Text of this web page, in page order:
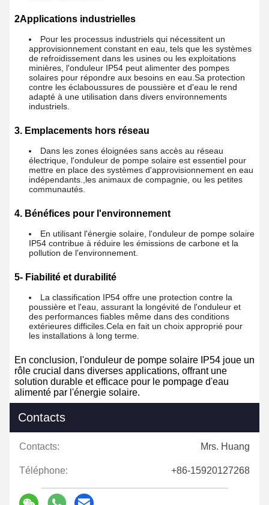
2Applications industrielles
Pour les processus industriels qui nécessitent un
approvisionnement constant en eau, tels que les systèmes
de refroidissement dans les usines ou les exploitations
minières, l'onduleur IP54 peut alimenter des pompes
solaires pour répondre aux besoins en eau.Sa protection
contre les éclaboussures de poussière et d'eau le rend
adapté à une utilisation dans divers environnements
industriels.
3. Emplacements hors réseau
Dans les zones éloignées sans accès au réseau
électrique, l'onduleur de pompe solaire est essentiel pour
mettre en place des systèmes d'approvisionnement en eau
indépendants.,les animaux de compagnie, ou les petites
communautés.
4. Bénéfices pour l'environnement
En utilisant l'énergie solaire, l'onduleur de pompe solaire
IP54 contribue à réduire les émissions de carbone et la
pollution de l'environnement.
5- Fiabilité et durabilité
La classification IP54 offre une protection contre la
poussière et l'eau, assurant la longévité de l'onduleur et
des performances fiables même dans des conditions
extérieures difficiles.Cela en fait un choix approprié pour
les installations à long terme.
En conclusion, l'onduleur de pompe solaire IP54 joue un
rôle crucial dans diverses applications, offrant une
solution durable et efficace pour le pompage d'eau
alimenté par l'énergie solaire.
Contacts
Contacts: Mrs. Huang
Téléphone: +86-15920127268